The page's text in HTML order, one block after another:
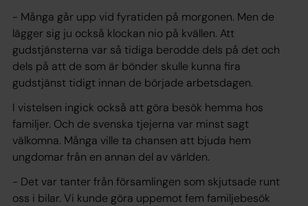
- Många går upp vid fyratiden på morgonen. Men de
lägger sig ju också klockan nio på kvällen. Att
gudstjänsterna var så tidiga berodde dels på det och
dels på att de som är bönder skulle kunna fira
gudstjänst tidigt innan de började arbetsdagen.
I vistelsen ingick också att göra besök hemma hos
familjer. Och de svenska tjejerna var minst sagt
välkomna. Många ville ta chansen att bjuda hem
ungdomar från en annan del av världen.
- Det var tanter från församlingen som skjutsade runt
oss i bilar. Vi kunde göra uppemot fem familjebesök